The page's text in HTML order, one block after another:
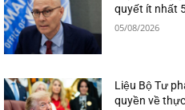
quyết ít nhất
05/08/2026
Liệu Bộ Tư
quyền về